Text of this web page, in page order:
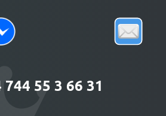
744 55 3 66 31